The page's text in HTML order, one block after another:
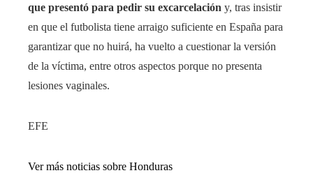
que presentó para pedir su excarcelación y, tras insistir
en que el futbolista tiene arraigo suficiente en España para
garantizar que no huirá, ha vuelto a cuestionar la versión
de la víctima, entre otros aspectos porque no presenta
lesiones vaginales.
EFE
Ver más noticias sobre Honduras